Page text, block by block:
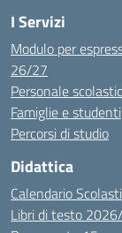
I Servizi
Modulo per
26/27
Personale
Famiglie e studenti
Percorsi di studio
Didattica
Calendario
Libri di testo